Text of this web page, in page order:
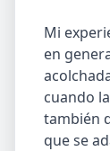
Mi
en
cuando
también
que se